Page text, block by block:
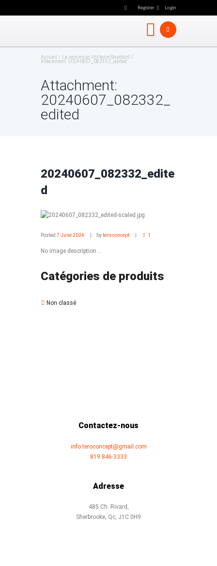
Register Login
Accueil
La remorque Utilitaire Standard
Attachment: 20240607_082332_edited
Attachment:
20240607_082332_
edited
20240607_082332_edite
d
Posted 7 June 2024 bytero-concept 1
No image description ...
Catégories de produits
Non classé
Contactez-nous
info.teroconcept@gmail.com
819 846-3333
Adresse
485 Ch. Rivard,
Sherbrooke, Qc, J1C 0H9